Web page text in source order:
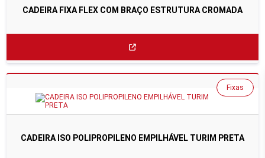
CADEIRA FIXA FLEX COM BRAÇO ESTRUTURA CROMADA
CADEIRA ISO POLIPROPILENO EMPILHÁVEL TURIM PRETA
Fixas